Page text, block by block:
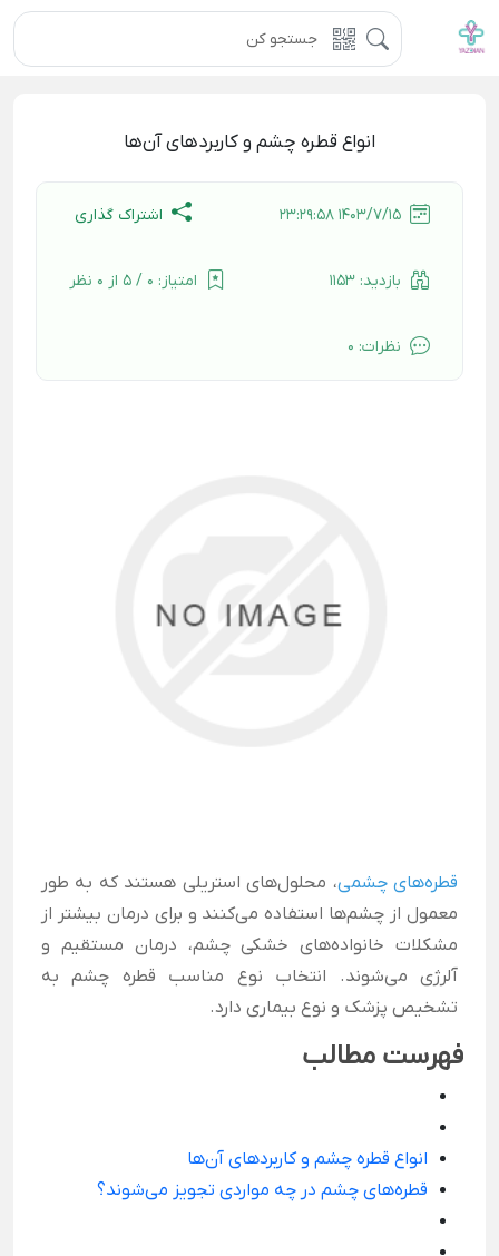
انواع قطره چشم و کاربردهای آن‌ها
1403/7/15 23:29:58 اشتراک گذاری
بازدید:1153 امتیاز: 0 / 5 از 0 نظر
نظرات: 0
قطره‌های چشمی، محلول‌های استریلی هستند که به طور
معمول از چشم‌ها استفاده می‌کنند و برای درمان بیشتر از
مشکلات خانواده‌های خشکی چشم، درمان مستقیم و
آلرژی می‌شوند. انتخاب نوع مناسب قطره چشم به
تشخیص پزشک و نوع بیماری دارد.
فهرست مطالب
انواع قطره چشم و کاربردهای آن‌ها
قطره‌های چشم در چه مواردی تجویز می‌شوند؟